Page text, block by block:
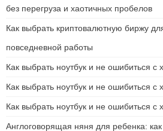
без перегруза и хаотичных пробелов
Как выбрать криптовалютную биржу
повседневной работы
Как выбрать ноутбук и не ошибиться с
Как выбрать ноутбук и не ошибиться с
Как выбрать ноутбук и не ошибиться с
Англоговорящая няня для ребенка: